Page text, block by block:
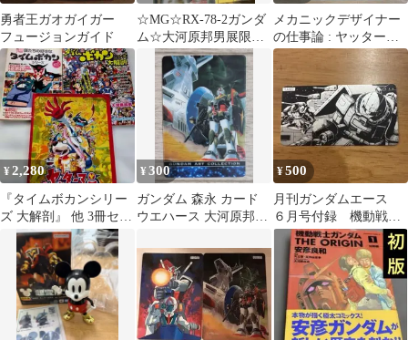
勇者王ガオガイガー
フュージョンガイド
☆MG☆RX-78-2ガンダ
ム☆大河原邦男展限定
☆リアルタイプカラー
メカニックデザイナー
の仕事論 : ヤッターマ
ン、ガンダムを描いた
職人
¥2,280
『タイムボカンシリー
ズ 大解剖』 他 3冊セッ
¥300
ガンダム 森永 カード
ウエハース 大河原邦男
¥500
月刊ガンダムエース
６月号付録 機動戦士
ガンダムTHE ORIGIN
大河原邦男